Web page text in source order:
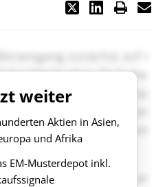
weiter
Aktien in Asien,
und Afrika
EM-Musterdepot inkl.